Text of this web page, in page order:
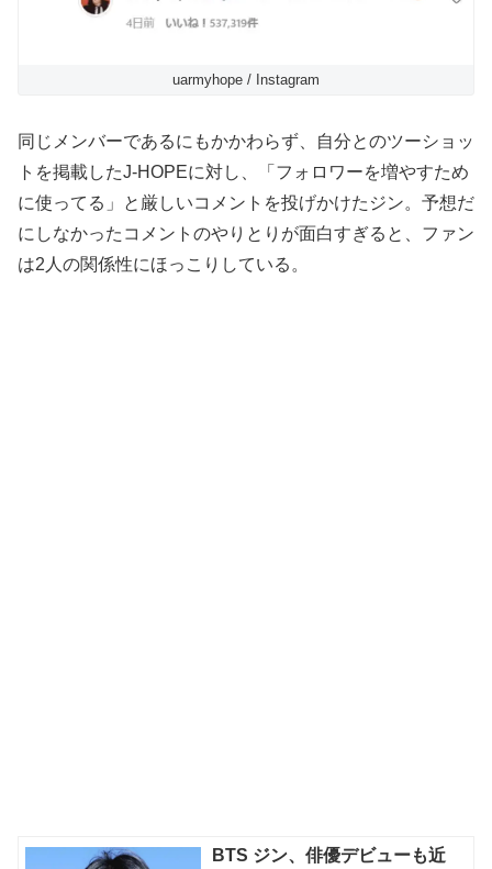
uarmyhope / Instagram
同じメンバーであるにもかかわらず、自分とのツーショッ
トを掲載したJ-HOPEに対し、「フォロワーを増やすため
に使ってる」と厳しいコメントを投げかけたジン。予想だ
にしなかったコメントのやりとりが面白すぎると、ファン
は2人の関係性にほっこりしている。
BTS ジン、俳優デビューも近